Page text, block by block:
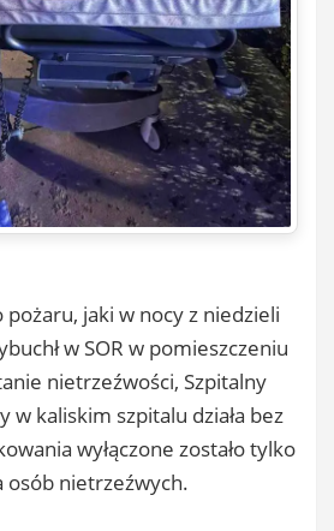
jaki w nocy z niedzieli
w SOR w pomieszczeniu
nietrzeźwości, Szpitalny
w kaliskim szpitalu działa bez
wyłączone zostało tylko
osób nietrzeźwych.